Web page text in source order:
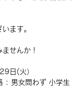
ます。
せんか！
日(火）
: 男女問わず 小学生